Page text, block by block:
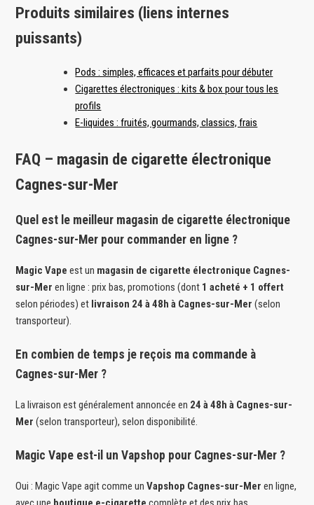
Produits similaires (liens internes
puissants)
Pods : simples, efficaces et parfaits pour débuter
Cigarettes électroniques : kits & box pour tous les
profils
E-liquides : fruités, gourmands, classics, frais
FAQ – magasin de cigarette électronique
Cagnes-sur-Mer
Quel est le meilleur magasin de cigarette électronique
Cagnes-sur-Mer pour commander en ligne ?
Magic Vape est un magasin de cigarette électronique Cagnes-
sur-Mer en ligne : prix bas, promotions (dont 1 acheté + 1 offert
selon périodes) et livraison 24 à 48h à Cagnes-sur-Mer (selon
transporteur).
En combien de temps je reçois ma commande à
Cagnes-sur-Mer ?
La livraison est généralement annoncée en 24 à 48h à Cagnes-sur-
Mer (selon transporteur), selon disponibilité.
Magic Vape est-il un Vapshop pour Cagnes-sur-Mer ?
Oui : Magic Vape agit comme unVapshop Cagnes-sur-Mer en ligne,